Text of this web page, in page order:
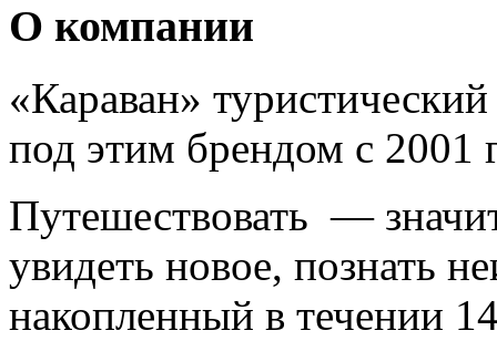
О компании
«Караван»
под этим брендом с 2001
Путешествовать —
увидеть новое, познать
накопленный в течении